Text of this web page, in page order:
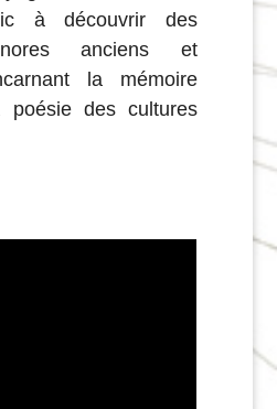
à découvrir des
anciens et
la mémoire
poésie des cultures